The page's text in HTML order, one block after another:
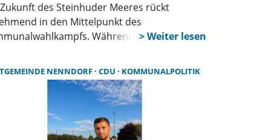
des Steinhuder Meeres rückt
in den Mittelpunkt des
Während die SPD eine
Force zur Entschlammung. Auch die CDU
das Thema mit einer
auf.
NENNDORF CDU KOMMUNALPOLITIK